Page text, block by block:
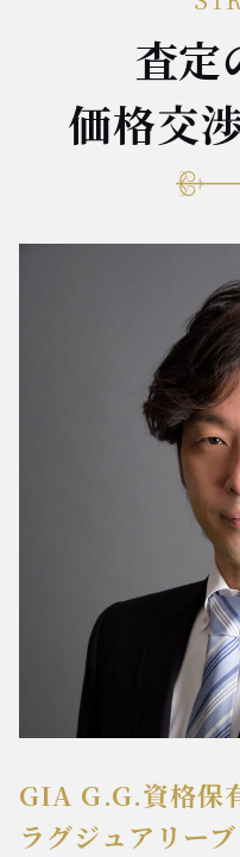
査定
価格交
GIA G.G.資格保
ラグジュアリー